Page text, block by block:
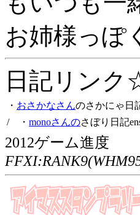
お姉様っぽ
日記リン
・ おさかなさんのさかにゃ日
/ ・ monoさんのさぼり日記
2012ゲーム進度